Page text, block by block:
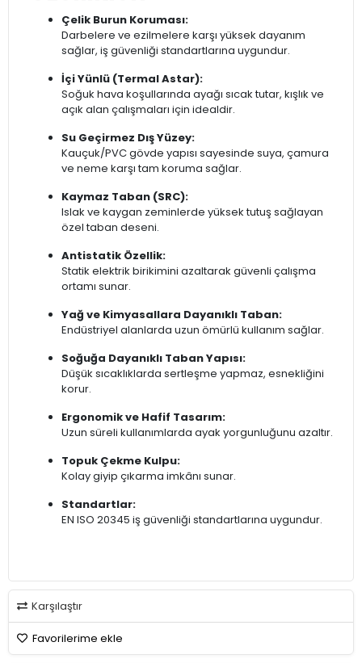
Çelik Burun Koruması:
Darbelere ve ezilmelere karşı yüksek dayanım
sağlar, iş güvenliği standartlarına uygundur.
İçi Yünlü (Termal Astar):
Soğuk hava koşullarında ayağı sıcak tutar, kışlık ve
açık alan çalışmaları için idealdir.
Su Geçirmez Dış Yüzey:
Kauçuk/PVC gövde yapısı sayesinde suya, çamura
ve neme karşı tam koruma sağlar.
Kaymaz Taban (SRC):
Islak ve kaygan zeminlerde yüksek tutuş sağlayan
özel taban deseni.
Antistatik Özellik:
Statik elektrik birikimini azaltarak güvenli çalışma
ortamı sunar.
Yağ ve Kimyasallara Dayanıklı Taban:
Endüstriyel alanlarda uzun ömürlü kullanım sağlar.
Soğuğa Dayanıklı Taban Yapısı:
Düşük sıcaklıklarda sertleşme yapmaz, esnekliğini
korur.
Ergonomik ve Hafif Tasarım:
Uzun süreli kullanımlarda ayak yorgunluğunu azaltır.
Topuk Çekme Kulpu:
Kolay giyip çıkarma imkânı sunar.
Standartlar:
EN ISO 20345 iş güvenliği standartlarına uygundur.
Karşılaştır
Favorilerime ekle